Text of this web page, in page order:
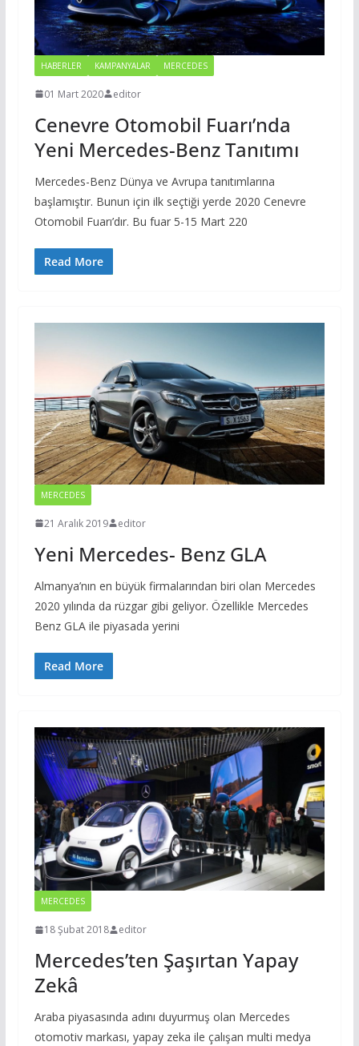
HABERLER KAMPANYALAR MERCEDES
01 Mart 2020 editor
Cenevre Otomobil Fuarı’nda
Yeni Mercedes-Benz Tanıtımı
Mercedes-Benz Dünya ve Avrupa tanıtımlarına
başlamıştır. Bunun için ilk seçtiği yerde 2020 Cenevre
Otomobil Fuarı’dır. Bu fuar 5-15 Mart 220
Read More
MERCEDES
21 Aralık 2019 editor
Yeni Mercedes- Benz GLA
Almanya’nın en büyük firmalarından biri olan Mercedes
2020 yılında da rüzgar gibi geliyor. Özellikle Mercedes
Benz GLA ile piyasada yerini
Read More
MERCEDES
18 Şubat 2018 editor
Mercedes’ten Şaşırtan Yapay
Zekâ
Araba piyasasında adını duyurmuş olan Mercedes
otomotiv markası, yapay zeka ile çalışan multi medya